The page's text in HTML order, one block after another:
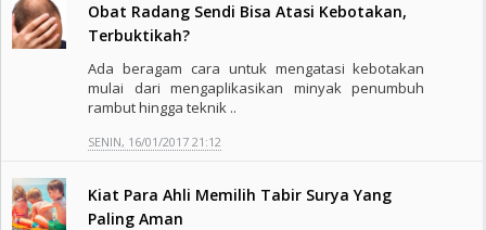
Obat Radang Sendi Bisa Atasi Kebotakan,
Terbuktikah?
Ada beragam cara untuk mengatasi kebotakan
mulai dari mengaplikasikan minyak penumbuh
rambut hingga teknik ..
SENIN, 16/01/2017 21:12
Kiat Para Ahli Memilih Tabir Surya Yang
Paling Aman